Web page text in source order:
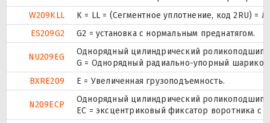
W209KLL
K = LL = (Сегментное уплотнение, код 2RU)
ES209G2
G2 = установка с нормальным преднатягом.
NU209EG
Однорядный цилиндрический
G = Однорядный радиально-упорный
BXRE209
Е = Увеличенная грузоподъемность.
N209ECP
Однорядный цилиндрический
ЕС = эксцентриковый фиксатор воротника с